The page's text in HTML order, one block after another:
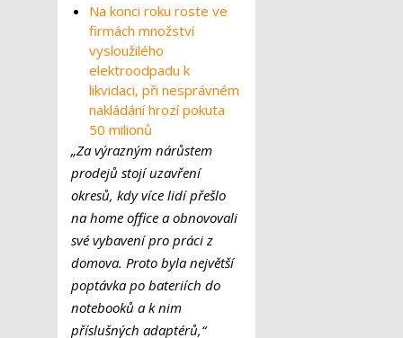
Na konci roku roste ve
firmách množství
vysloužilého
elektroodpadu k
likvidaci, při nesprávném
nakládání hrozí pokuta
50 milionů
„Za výrazným nárůstem
prodejů stojí uzavření
okresů, kdy více lidí přešlo
na home office a obnovovali
své vybavení pro práci z
domova. Proto byla největší
poptávka po bateriích do
notebooků a k nim
příslušných adaptérů,“